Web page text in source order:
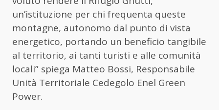
un’istituzione per chi frequenta queste
montagne, autonomo dal punto di vista
energetico, portando un beneficio tangibile
al territorio, ai tanti turisti e alle comunità
locali” spiega Matteo Bossi, Responsabile
Unità Territoriale Cedegolo Enel Green
Power.